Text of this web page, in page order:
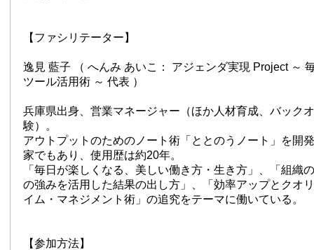
【ファシリテーター】
逸見 藍子 （ へんみ あいこ： アジェンダ実現 Project ～
ツール活用術 ～ 代表 ）
兵庫県出身、営業マネージャー（ほか人材育成、バック
験）。
アウトプットのためのノート術「ととのうノート」を開
家でもあり、使用歴は約20年。
「毎日が楽しくなる、美しい働き方・生き方」、「組織
の強みを活用した結果の出し方」、「効率アップとクオ
イム・マネジメント術」の追究をテーマに働いている。
【参加方法】